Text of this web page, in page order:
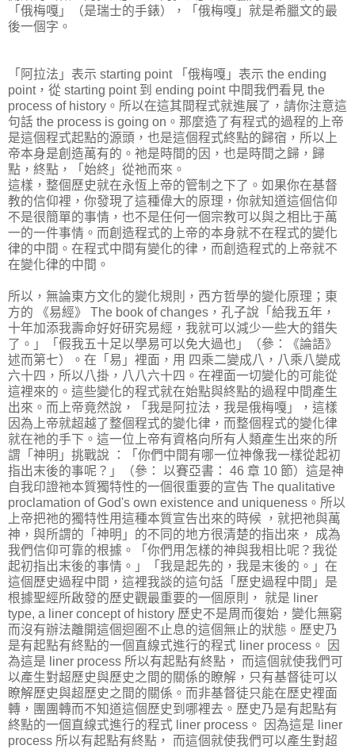
「俄梅嘎」（是瑞士的手錶），「俄梅嘎」就是希臘文的最
後一個字。
「阿拉法」表示 starting point 「俄梅嘎」表示 the ending
point，從 starting point 到 ending point 中間我們看見 the
process of history。所以在這其間程式就進展了，請你注意這
句話 the process is going on。那麼造了有程式的過程的上帝
是這個程式起點的源頭，也是這個程式終點的歸宿，所以上
帝本身是創造萬有的。祂是時間的因，也是時間之歸，歸
點，終點，「始終」從祂而來。
這樣，整個歷史就在永恆上帝的管制之下了。如果你在基督
教的信仰裡，你發現了這種偉大的原理，你就知道這個信仰
不是很簡單的事情，也不是任何一個宗教可以與之相比于萬
一的一件事情。而創造程式的上帝的本身就不在程式的變化
律的中間。在程式中間有變化的律，而創造程式的上帝就不
在變化律的中間。
所以，無論東方文化的變化規則，西方哲學的變化原理；東
方的 《易經》 The book of changes，孔子說「給我五年，
十年加添我壽命好好研究易經，我就可以減少一些大的錯失
了。」「假我五十足以學易可以免大過也」（參：《論語》
述而第七）。在「易」裡面，用 四乘二變成八，八乘八變成
六十四，所以八掛，八八六十四。在裡面一切變化的可能從
這裡來的。這些變化的程式就在始點與終點的過程中間產生
出來。而上帝竟然說，「我是阿拉法，我是俄梅嘎」，這樣
因為上帝就超越了整個程式的變化律，而整個程式的變化律
就在祂的手下。這一位上帝有資格向所有人類產生出來的所
謂「神明」挑戰說 ：「你們中間有哪一位神像我一樣從起初
指出末後的事呢？」（參： 以賽亞書： 46 章 10 節）這是神
自我印證祂本質獨特性的一個很重要的宣告 The qualitative
proclamation of God's own existence and uniqueness。所以
上帝把祂的獨特性用這種本質宣告出來的時候 ，就把祂與萬
神，與所謂的「神明」的不同的地方很清楚的指出來， 成為
我們信仰可靠的根據。「你們用怎樣的神與我相比呢？我從
起初指出末後的事情。」「我是起先的，我是末後的。」在
這個歷史過程中間，這裡我談的這句話「歷史過程中間」是
根據聖經所啟發的歷史觀最重要的一個原則， 就是 liner
type, a liner concept of history 歷史不是周而復始，變化無窮
而沒有辦法離開這個迴圈不止息的這個無止的狀態。歷史乃
是有起點有終點的一個直線式進行的程式 liner process。 因
為這是 liner process 所以有起點有終點， 而這個就使我們可
以產生對超歷史與歷史之間的關係的瞭解，只有基督徒可以
瞭解歷史與超歷史之間的關係。而非基督徒只能在歷史裡面
轉，團團轉而不知道這個歷史到哪裡去。歷史乃是有起點有
終點的一個直線式進行的程式 liner process。 因為這是 liner
process 所以有起點有終點， 而這個就使我們可以產生對超